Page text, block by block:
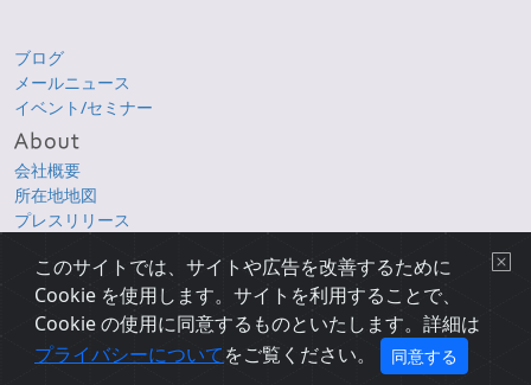
ブログ
メールニュース
イベント/セミナー
会社概要
所在地地図
プレスリリース
Copyright © 1998-2026 XLsoft Corporation. All Rights Reserved.
各製品名は、各社の商標または登録商標です。
プライバシーについて |使用条件 | サイトマップ| English Page
このサイトでは、サイトや広告を改善するために
Cookie を使用します。サイトを利用することで、
Cookie の使用に同意するものといたします。詳細は
プライバシーについてをご覧ください。 同意する